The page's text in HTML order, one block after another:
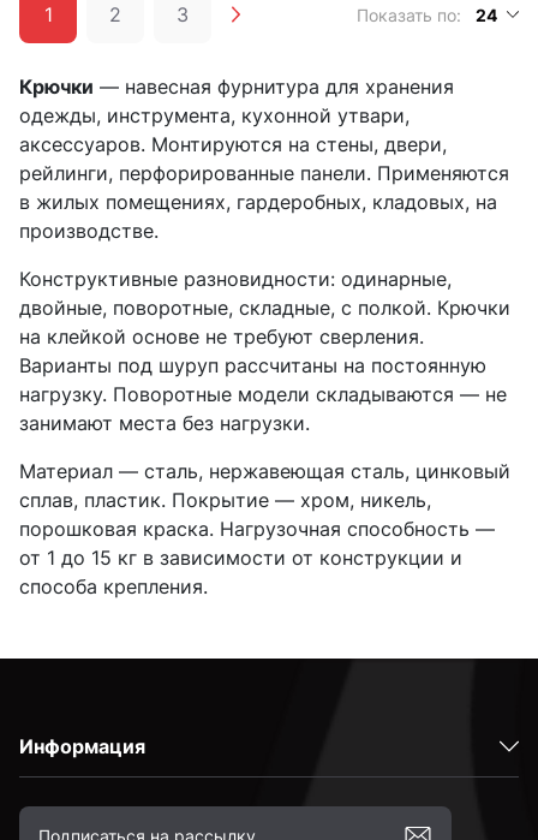
1 2 3 Показать по: 24
Крючки — навесная фурнитура для хранения
одежды, инструмента, кухонной утвари,
аксессуаров. Монтируются на стены, двери,
рейлинги, перфорированные панели. Применяются
в жилых помещениях, гардеробных, кладовых, на
производстве.
Конструктивные разновидности: одинарные,
двойные, поворотные, складные, с полкой. Крючки
на клейкой основе не требуют сверления.
Варианты под шуруп рассчитаны на постоянную
нагрузку. Поворотные модели складываются — не
занимают места без нагрузки.
Материал — сталь, нержавеющая сталь, цинковый
сплав, пластик. Покрытие — хром, никель,
порошковая краска. Нагрузочная способность —
от 1 до 15 кг в зависимости от конструкции и
способа крепления.
Информация